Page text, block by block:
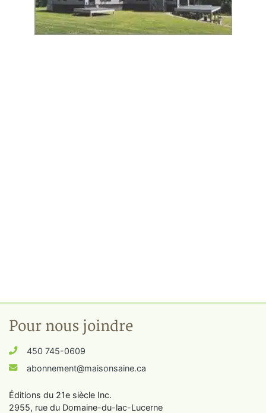
Pour nous joindre
450 745-0609
abonnement@maisonsaine.ca
Éditions du 21e siècle Inc.
2955, rue du Domaine-du-lac-Lucerne